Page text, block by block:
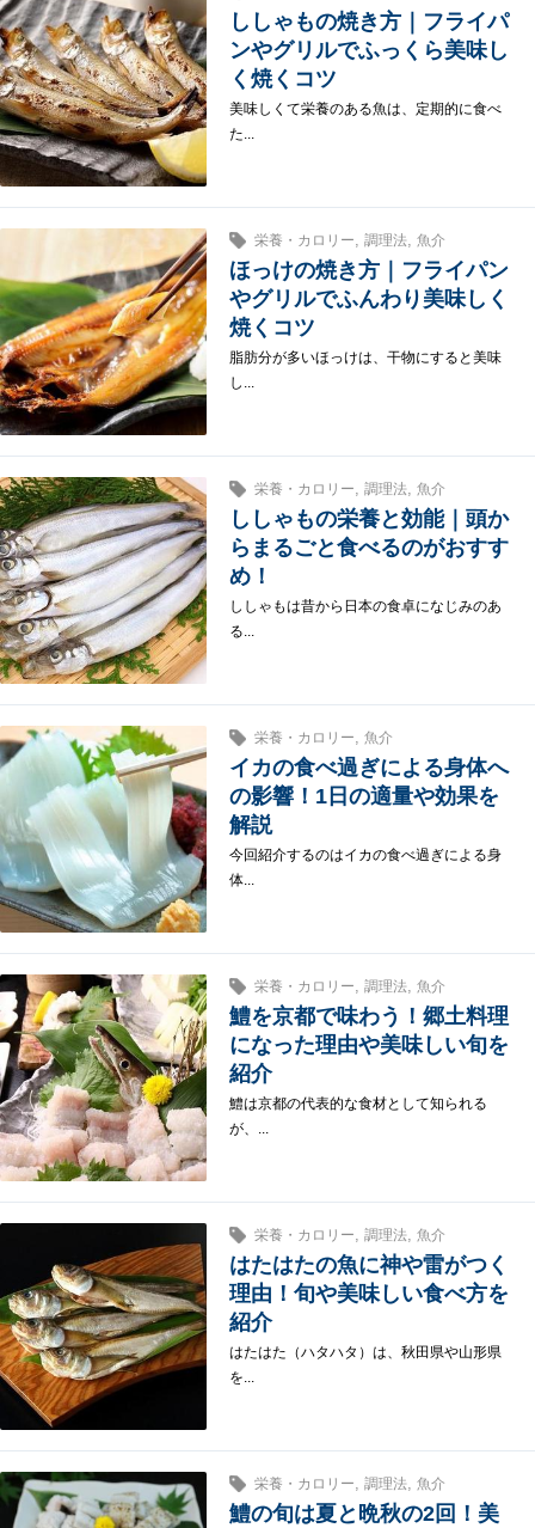
ししゃもの焼き方｜フライパ
ンやグリルでふっくら美味し
く焼くコツ
美味しくて栄養のある魚は、定期的に食べ
た...
栄養・カロリー, 調理法, 魚介
ほっけの焼き方｜フライパン
やグリルでふんわり美味しく
焼くコツ
脂肪分が多いほっけは、干物にすると美味
し...
栄養・カロリー, 調理法, 魚介
ししゃもの栄養と効能｜頭か
らまるごと食べるのがおすす
め！
ししゃもは昔から日本の食卓になじみのあ
る...
栄養・カロリー 魚介
イカの食べ過ぎによる身体へ
の影響！1日の適量や効果を
解説
今回紹介するのはイカの食べ過ぎによる身
体...
栄養・カロリー 調理法, 魚介
鱧を京都で味わう！郷土料理
になった理由や美味しい旬を
紹介
鱧は京都の代表的な食材として知られる
が、...
栄養・カロリー 調理法, 魚介
はたはたの魚に神や雷がつく
理由！旬や美味しい食べ方を
紹介
はたはた（ハタハタ）は、秋田県や山形県
を...
栄養・カロリー 調理法, 魚介
鱧の旬は夏と晩秋の2回！美